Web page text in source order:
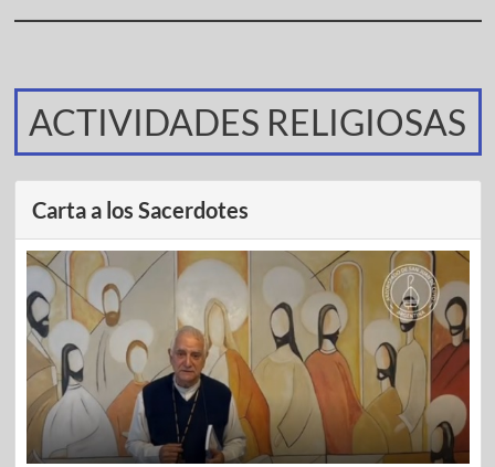
ACTIVIDADES RELIGIOSAS
Carta a los Sacerdotes